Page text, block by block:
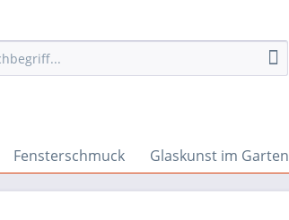
Fensterschmuck Glaskunst im Garten